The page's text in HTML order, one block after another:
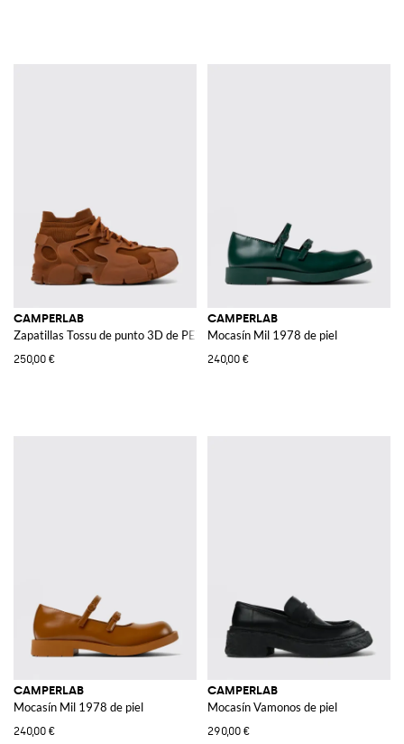
CAMPERLAB
Zapatillas Tossu de punto 3D de PET reciclado
250,00 €
CAMPERLAB
Mocasín Mil 1978 de piel
240,00 €
CAMPERLAB
Mocasín Mil 1978 de piel
240,00 €
CAMPERLAB
Mocasín Vamonos de piel
290,00 €